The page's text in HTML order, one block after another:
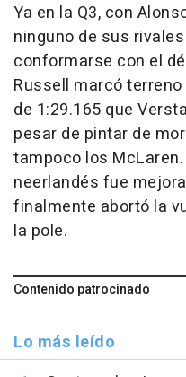
Ya en la Q3, con
ninguno de sus
conformarse con el
Russell marcó
de 1:29.165 que
pesar de pintar de
tampoco los
neerlandés fue
finalmente abortó la
la pole.
Contenido patrocinado
Lo más leído